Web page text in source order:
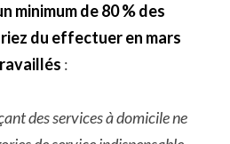
minimum de 80 % des
du effectuer en mars
:
des services à domicile ne